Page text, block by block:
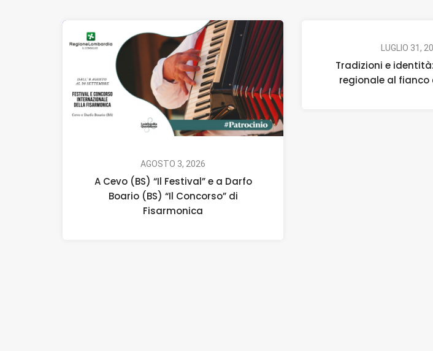
AGOSTO 3, 2026
A Cevo (BS) “Il Festival” e a Darfo
Boario (BS) “Il Concorso” di
Fisarmonica
LUGLIO 31,
Tradizioni e
regionale al fianco